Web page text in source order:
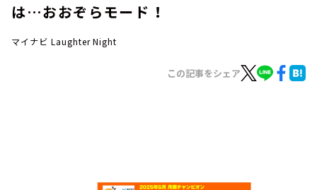
は…おおぞらモード ！
マイナビ Laughter Night
この記事をシェア